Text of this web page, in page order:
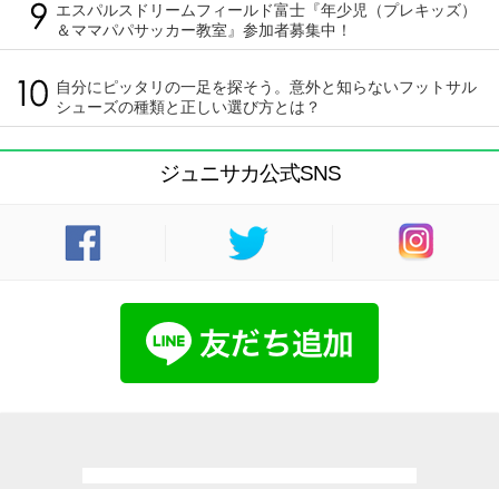
エスパルスドリームフィールド富士『年少児（プレキッズ）
＆ママパパサッカー教室』参加者募集中！
自分にピッタリの一足を探そう。意外と知らないフットサル
シューズの種類と正しい選び方とは？
ジュニサカ公式SNS